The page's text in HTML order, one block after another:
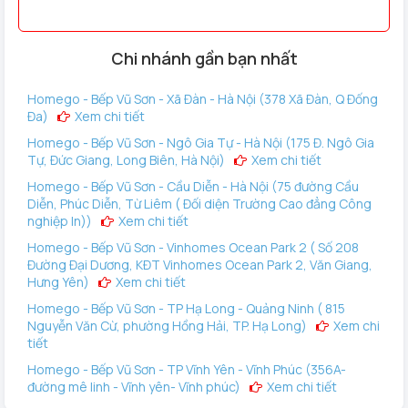
ngoài cùng phủ 3 lớp kim loại nhám, chống thấm mước tuyệt
đối, vùng nhận dạng dấu vân tay cũng phủ bóng chống
không khe hở rất ít nen hầu như không thấp nước để vào
phía trong linh kiện được.
ĐƠN VỊ CUNG CẤP KHÓA CỬA NHÔM CHEFS EH-A11RST
CHÍNH HÃNG?
Homego tự tin là địa chỉ cung cấp khóa cửa Chefs EH-
A11RST hàng chuẩn với mức giá ưu đãi tốt nhất, bởi Homego
là đại lý chính hãng của thương hiệu Chefs đến từ Đức được
ủy quyền bằng văn bản nên mức giá chúng tôi đưa ra luôn
tốt nhất.
Hàng chính hãng 100%, nói “ Không” với hàng xách tay
Cam kết khóa vân tay Chefs EH-A11RST tại Homego đều là
hàng nhập khẩu chính hãng, nguyên chiếc tại nước ngoài ,
đạt tiêu chứng chỉ Châu Âu đền ngay 100 lần giá trị sản
Chi nhánh gần bạn nhất
Homego - Bếp Vũ Sơn - Xã Đàn - Hà Nội (378 Xã Đàn, Q Đống
Đa)
Xem chi tiết
Homego - Bếp Vũ Sơn - Ngô Gia Tự - Hà Nội (175 Đ. Ngô Gia
Tự, Đức Giang, Long Biên, Hà Nội)
Xem chi tiết
Homego - Bếp Vũ Sơn - Cầu Diễn - Hà Nội (75 đường Cầu
Diễn, Phúc Diễn, Từ Liêm ( Đối diện Trường Cao đẳng Công
nghiệp In))
Xem chi tiết
Homego - Bếp Vũ Sơn - Vinhomes Ocean Park 2 ( Số 208
Đường Đại Dương, KĐT Vinhomes Ocean Park 2, Văn Giang,
Hưng Yên)
Xem chi tiết
Homego - Bếp Vũ Sơn - TP Hạ Long - Quảng Ninh ( 815
Nguyễn Văn Cừ, phường Hồng Hải, TP. Hạ Long)
Xem chi
tiết
Homego - Bếp Vũ Sơn - TP Vĩnh Yên - Vĩnh Phúc (356A-
đường mê linh - Vĩnh yên- Vĩnh phúc)
Xem chi tiết